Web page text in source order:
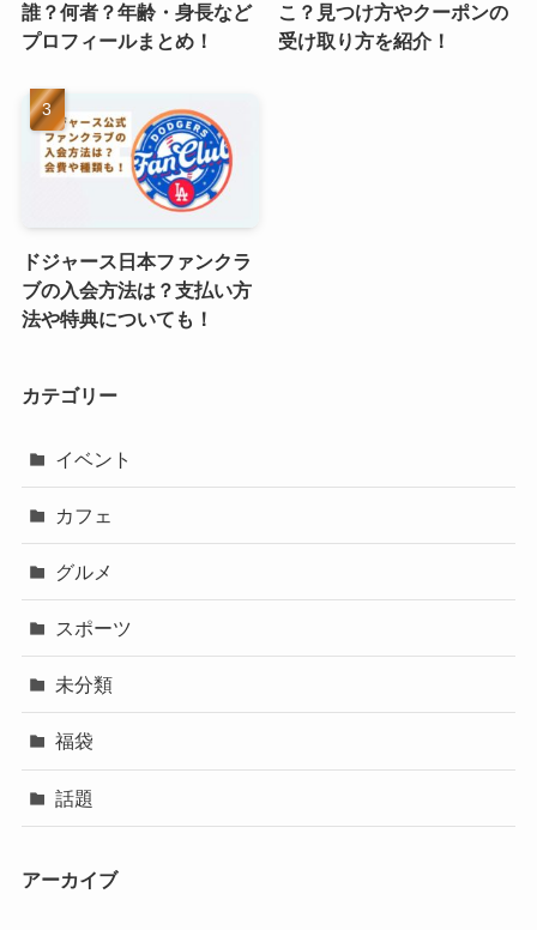
誰？何者？年齢・身長など
プロフィールまとめ！
こ？見つけ方やクーポンの
受け取り方を紹介！
ドジャース日本ファンクラ
ブの入会方法は？支払い方
法や特典についても！
カテゴリー
イベント
カフェ
グルメ
スポーツ
未分類
福袋
話題
アーカイブ